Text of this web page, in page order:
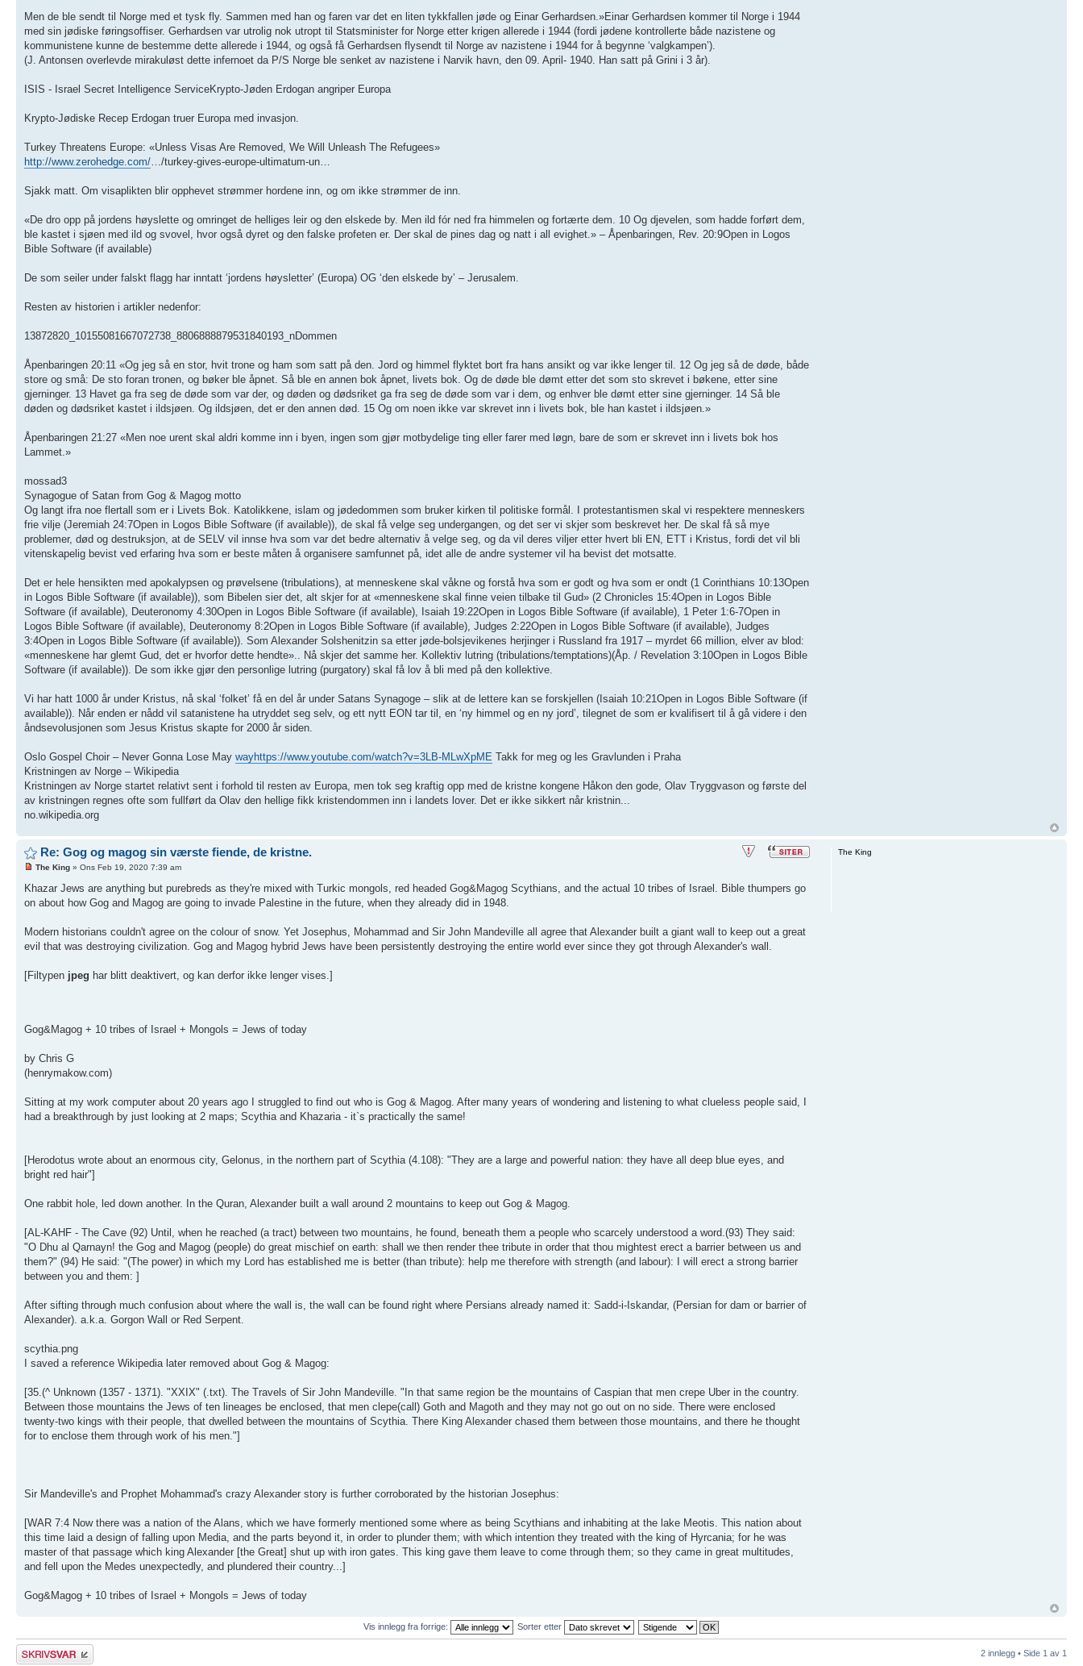
Men de ble sendt til Norge med et tysk fly. Sammen med han og faren var det en liten tykkfallen jøde og Einar Gerhardsen.»Einar Gerhardsen kommer til Norge i 1944
med sin jødiske føringsoffiser. Gerhardsen var utrolig nok utropt til Statsminister for Norge etter krigen allerede i 1944 (fordi jødene kontrollerte både nazistene og
kommunistene kunne de bestemme dette allerede i 1944, og også få Gerhardsen flysendt til Norge av nazistene i 1944 for å begynne ‘valgkampen’).
(J. Antonsen overlevde mirakuløst dette infernoet da P/S Norge ble senket av nazistene i Narvik havn, den 09. April- 1940. Han satt på Grini i 3 år).
ISIS - Israel Secret Intelligence ServiceKrypto-Jøden Erdogan angriper Europa
Krypto-Jødiske Recep Erdogan truer Europa med invasjon.
Turkey Threatens Europe: «Unless Visas Are Removed, We Will Unleash The Refugees»
http://www.zerohedge.com/ …/turkey-gives-europe-ultimatum-un…
Sjakk matt. Om visaplikten blir opphevet strømmer hordene inn, og om ikke strømmer de inn.
«De dro opp på jordens høyslette og omringet de helliges leir og den elskede by. Men ild fór ned fra himmelen og fortærte dem. 10 Og djevelen, som hadde forført dem,
ble kastet i sjøen med ild og svovel, hvor også dyret og den falske profeten er. Der skal de pines dag og natt i all evighet.» – Åpenbaringen, Rev. 20:9Open in Logos
Bible Software (if available)
De som seiler under falskt flagg har inntatt ‘jordens høysletter’ (Europa) OG ‘den elskede by’ – Jerusalem.
Resten av historien i artikler nedenfor:
13872820_10155081667072738_8806888879531840193_nDommen
Åpenbaringen 20:11 «Og jeg så en stor, hvit trone og ham som satt på den. Jord og himmel flyktet bort fra hans ansikt og var ikke lenger til. 12 Og jeg så de døde, både
store og små: De sto foran tronen, og bøker ble åpnet. Så ble en annen bok åpnet, livets bok. Og de døde ble dømt etter det som sto skrevet i bøkene, etter sine
gjerninger. 13 Havet ga fra seg de døde som var der, og døden og dødsriket ga fra seg de døde som var i dem, og enhver ble dømt etter sine gjerninger. 14 Så ble
døden og dødsriket kastet i ildsjøen. Og ildsjøen, det er den annen død. 15 Og om noen ikke var skrevet inn i livets bok, ble han kastet i ildsjøen.»
Åpenbaringen 21:27 «Men noe urent skal aldri komme inn i byen, ingen som gjør motbydelige ting eller farer med løgn, bare de som er skrevet inn i livets bok hos
Lammet.»
mossad3
Synagogue of Satan from Gog & Magog motto
Og langt ifra noe flertall som er i Livets Bok. Katolikkene, islam og jødedommen som bruker kirken til politiske formål. I protestantismen skal vi respektere menneskers
frie vilje (Jeremiah 24:7Open in Logos Bible Software (if available)), de skal få velge seg undergangen, og det ser vi skjer som beskrevet her. De skal få så mye
problemer, død og destruksjon, at de SELV vil innse hva som var det bedre alternativ å velge seg, og da vil deres viljer etter hvert bli EN, ETT i Kristus, fordi det vil bli
vitenskapelig bevist ved erfaring hva som er beste måten å organisere samfunnet på, idet alle de andre systemer vil ha bevist det motsatte.
Det er hele hensikten med apokalypsen og prøvelsene (tribulations), at menneskene skal våkne og forstå hva som er godt og hva som er ondt (1 Corinthians 10:13Open
in Logos Bible Software (if available)), som Bibelen sier det, alt skjer for at «menneskene skal finne veien tilbake til Gud» (2 Chronicles 15:4Open in Logos Bible
Software (if available), Deuteronomy 4:30Open in Logos Bible Software (if available), Isaiah 19:22Open in Logos Bible Software (if available), 1 Peter 1:6-7Open in
Logos Bible Software (if available), Deuteronomy 8:2Open in Logos Bible Software (if available), Judges 2:22Open in Logos Bible Software (if available), Judges
3:4Open in Logos Bible Software (if available)). Som Alexander Solshenitzin sa etter jøde-bolsjevikenes herjinger i Russland fra 1917 – myrdet 66 million, elver av blod:
«menneskene har glemt Gud, det er hvorfor dette hendte».. Nå skjer det samme her. Kollektiv lutring (tribulations/temptations)(Åp. / Revelation 3:10Open in Logos Bible
Software (if available)). De som ikke gjør den personlige lutring (purgatory) skal få lov å bli med på den kollektive.
Vi har hatt 1000 år under Kristus, nå skal ‘folket’ få en del år under Satans Synagoge – slik at de lettere kan se forskjellen (Isaiah 10:21Open in Logos Bible Software (if
available)). Når enden er nådd vil satanistene ha utryddet seg selv, og ett nytt EON tar til, en ‘ny himmel og en ny jord’, tilegnet de som er kvalifisert til å gå videre i den
åndsevolusjonen som Jesus Kristus skapte for 2000 år siden.
Oslo Gospel Choir – Never Gonna Lose May wayhttps://www.youtube.com/watch?v=3LB-MLwXpME Takk for meg og les Gravlunden i Praha
Kristningen av Norge – Wikipedia
Kristningen av Norge startet relativt sent i forhold til resten av Europa, men tok seg kraftig opp med de kristne kongene Håkon den gode, Olav Tryggvason og første del
av kristningen regnes ofte som fullført da Olav den hellige fikk kristendommen inn i landets lover. Det er ikke sikkert når kristnin...
no.wikipedia.org
Re: Gog og magog sin værste fiende, de kristne.
The King » Ons Feb 19, 2020 7:39 am
Khazar Jews are anything but purebreds as they're mixed with Turkic mongols, red headed Gog&Magog Scythians, and the actual 10 tribes of Israel. Bible thumpers go
on about how Gog and Magog are going to invade Palestine in the future, when they already did in 1948.
Modern historians couldn't agree on the colour of snow. Yet Josephus, Mohammad and Sir John Mandeville all agree that Alexander built a giant wall to keep out a great
evil that was destroying civilization. Gog and Magog hybrid Jews have been persistently destroying the entire world ever since they got through Alexander's wall.
[Filtypen jpeg har blitt deaktivert, og kan derfor ikke lenger vises.]
Gog&Magog + 10 tribes of Israel + Mongols = Jews of today
by Chris G
(henrymakow.com)
Sitting at my work computer about 20 years ago I struggled to find out who is Gog & Magog. After many years of wondering and listening to what clueless people said, I
had a breakthrough by just looking at 2 maps; Scythia and Khazaria - it`s practically the same!
[Herodotus wrote about an enormous city, Gelonus, in the northern part of Scythia (4.108): "They are a large and powerful nation: they have all deep blue eyes, and
bright red hair"]
One rabbit hole, led down another. In the Quran, Alexander built a wall around 2 mountains to keep out Gog & Magog.
[AL-KAHF - The Cave (92) Until, when he reached (a tract) between two mountains, he found, beneath them a people who scarcely understood a word.(93) They said:
"O Dhu al Qarnayn! the Gog and Magog (people) do great mischief on earth: shall we then render thee tribute in order that thou mightest erect a barrier between us and
them?" (94) He said: "(The power) in which my Lord has established me is better (than tribute): help me therefore with strength (and labour): I will erect a strong barrier
between you and them: ]
After sifting through much confusion about where the wall is, the wall can be found right where Persians already named it: Sadd-i-Iskandar, (Persian for dam or barrier of
Alexander). a.k.a. Gorgon Wall or Red Serpent.
scythia.png
I saved a reference Wikipedia later removed about Gog & Magog:
[35.(^ Unknown (1357 - 1371). "XXIX" (.txt). The Travels of Sir John Mandeville. "In that same region be the mountains of Caspian that men crepe Uber in the country.
Between those mountains the Jews of ten lineages be enclosed, that men clepe(call) Goth and Magoth and they may not go out on no side. There were enclosed
twenty-two kings with their people, that dwelled between the mountains of Scythia. There King Alexander chased them between those mountains, and there he thought
for to enclose them through work of his men."]
Sir Mandeville's and Prophet Mohammad's crazy Alexander story is further corroborated by the historian Josephus:
[WAR 7:4 Now there was a nation of the Alans, which we have formerly mentioned some where as being Scythians and inhabiting at the lake Meotis. This nation about
this time laid a design of falling upon Media, and the parts beyond it, in order to plunder them; with which intention they treated with the king of Hyrcania; for he was
master of that passage which king Alexander [the Great] shut up with iron gates. This king gave them leave to come through them; so they came in great multitudes,
and fell upon the Medes unexpectedly, and plundered their country...]
Gog&Magog + 10 tribes of Israel + Mongols = Jews of today
The King
Vis innlegg fra forrige: Sorter etter
Skriv et svar 2 innlegg • Side 1 av 1